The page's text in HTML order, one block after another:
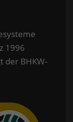
1996
der BHKW-